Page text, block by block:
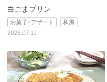
白ごまプリン
お菓子・デザート
和風
2026.07.11